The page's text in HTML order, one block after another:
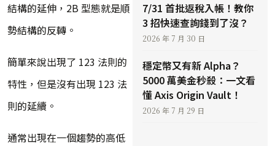
結構的延伸，2B 型態就是順
勢結構的反轉。
簡單來說出現了 123 法則的
特性，但是沒有出現 123 法
則的延續。
通常出現在一個趨勢的高低
7/31 首批返稅入帳！教你
3 招快速查詢錢到了沒？
2026 年 7 月 30 日
穩定幣又有新 Alpha？
5000 萬美金秒殺：一文看
懂 Axis Origin Vault！
2026 年 7 月 29 日